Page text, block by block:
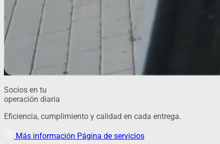
Socios en tu
operación diaria
Eficiencia, cumplimiento y calidad en cada entrega.
Más información Página de servicios